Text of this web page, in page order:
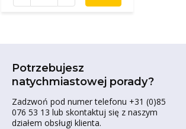
Potrzebujesz
natychmiastowej porady?
Zadzwoń pod numer telefonu +31 (0)85
076 53 13 lub skontaktuj się z naszym
działem obsługi klienta.